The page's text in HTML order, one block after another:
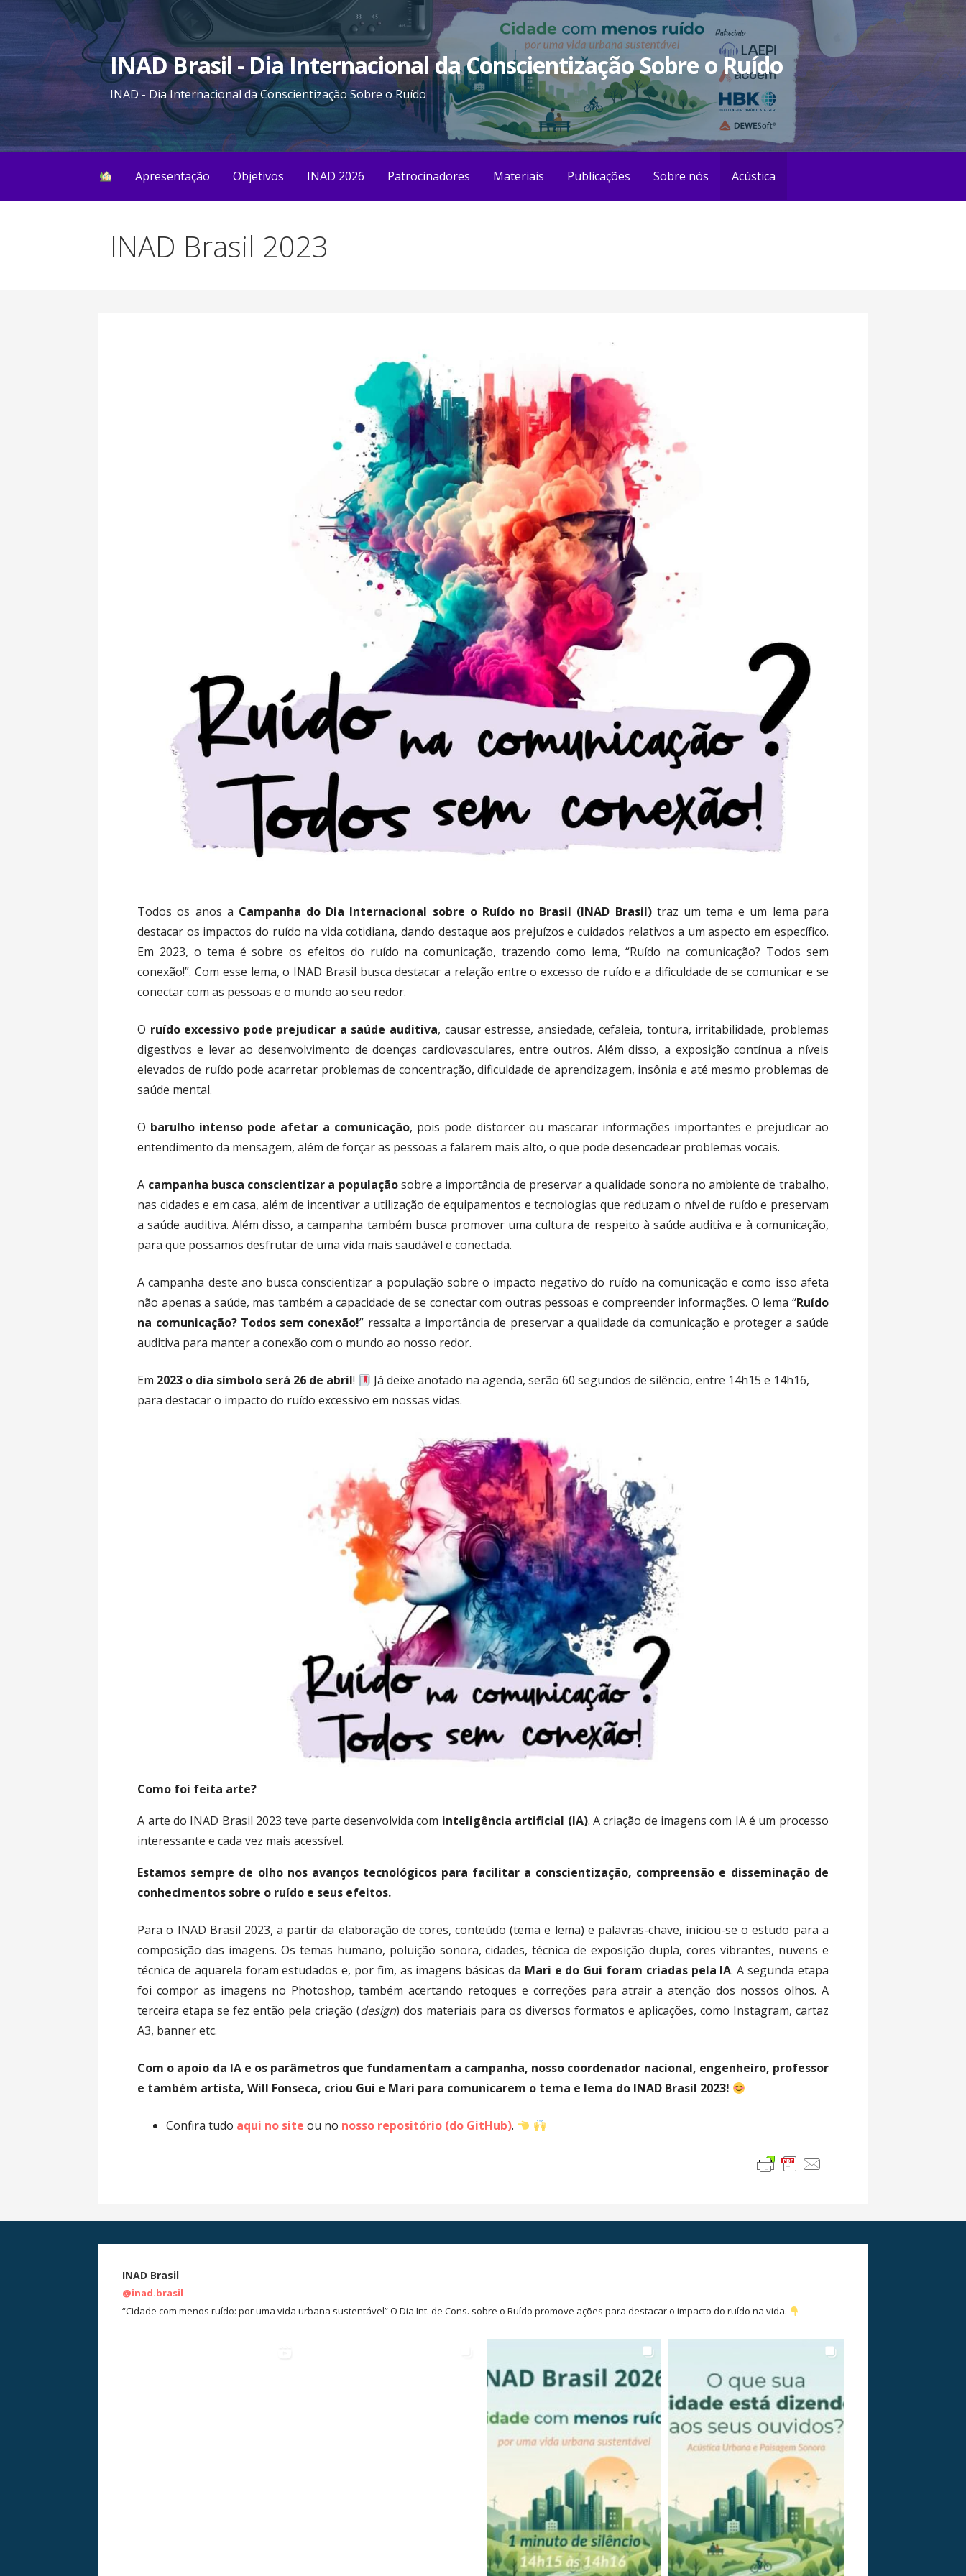
conteúdo
INAD Brasil - Dia Internacional da Conscientização Sobre o Ruído
INAD - Dia Internacional da Conscientização Sobre o Ruído
Apresentação Objetivos INAD 2026 Patrocinadores Materiais Publicações Sobre nós Acústica
INAD Brasil 2023
Todos os anos a Campanha do Dia Internacional sobre o Ruído no Brasil (INAD Brasil)traz um tema e um lema para
destacar os impactos do ruído na vida cotidiana, dando destaque aos prejuízos e cuidados relativos a um aspecto em específico.
Em 2023, o tema é sobre os efeitos do ruído na comunicação, trazendo como lema, “Ruído na comunicação? Todos sem
conexão!”. Com esse lema, o INAD Brasil busca destacar a relação entre o excesso de ruído e a dificuldade de se comunicar e se
conectar com as pessoas e o mundo ao seu redor.
O ruído excessivo pode prejudicar a saúde auditiva, causar estresse, ansiedade, cefaleia, tontura, irritabilidade, problemas
digestivos e levar ao desenvolvimento de doenças cardiovasculares, entre outros. Além disso, a exposição contínua a níveis
elevados de ruído pode acarretar problemas de concentração, dificuldade de aprendizagem, insônia e até mesmo problemas de
saúde mental.
O barulho intenso pode afetar a comunicação, pois pode distorcer ou mascarar informações importantes e prejudicar ao
entendimento da mensagem, além de forçar as pessoas a falarem mais alto, o que pode desencadear problemas vocais.
A campanha busca conscientizar a populaçãosobre a importância de preservar a qualidade sonora no ambiente de trabalho,
nas cidades e em casa, além de incentivar a utilização de equipamentos e tecnologias que reduzam o nível de ruído e preservam
a saúde auditiva. Além disso, a campanha também busca promover uma cultura de respeito à saúde auditiva e à comunicação,
para que possamos desfrutar de uma vida mais saudável e conectada.
A campanha deste ano busca conscientizar a população sobre o impacto negativo do ruído na comunicação e como isso afeta
não apenas a saúde, mas também a capacidade de se conectar com outras pessoas e compreender informações. O lema “Ruído
na comunicação? Todos sem conexão!” ressalta a importância de preservar a qualidade da comunicação e proteger a saúde
auditiva para manter a conexão com o mundo ao nosso redor.
Em 2023 o dia símbolo será 26 de abril!
Já deixe anotado na agenda, serão 60 segundos de silêncio, entre 14h15 e 14h16,
para destacar o impacto do ruído excessivo em nossas vidas.
Como foi feita arte?
A arte do INAD Brasil 2023 teve parte desenvolvida com inteligência artificial (IA). A criação de imagens com IA é um processo
interessante e cada vez mais acessível.
Estamos sempre de olho nos avanços tecnológicos para facilitar a conscientização, compreensão e disseminação de
conhecimentos sobre o ruído e seus efeitos.
Para o INAD Brasil 2023, a partir da elaboração de cores, conteúdo (tema e lema) e palavras-chave, iniciou-se o estudo para a
composição das imagens. Os temas humano, poluição sonora, cidades, técnica de exposição dupla, cores vibrantes, nuvens e
técnica de aquarela foram estudados e, por fim, as imagens básicas da Mari e do Gui foram criadas pela IA. A segunda etapa
foi compor as imagens no Photoshop, também acertando retoques e correções para atrair a atenção dos nossos olhos. A
terceira etapa se fez então pela criação (design) dos materiais para os diversos formatos e aplicações, como Instagram, cartaz
A3, banner etc.
Com o apoio da IA e os parâmetros que fundamentam a campanha, nosso coordenador nacional, engenheiro, professor
e também artista, Will Fonseca, criou Gui e Mari para comunicarem o tema e lema do INAD Brasil 2023!
Confira tudo aqui no site ou no nosso repositório (do GitHub).
INAD Brasil
@inad.brasil
“Cidade com menos ruído: por uma vida urbana sustentável” O Dia Int. de Cons. sobre o Ruído promove ações para destacar o impacto do ruído na vida.